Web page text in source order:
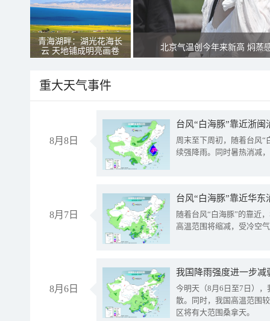
青海湖畔：湖光花海长
云 天地铺成明亮画卷
北京气温创今年来新高 焖蒸
重大天气事件
8月8日
台风“白海豚”靠近浙
周末至下周初，随着台风“
续强降雨。同时暑热消减
8月7日
台风“白海豚”靠近华
随着台风“白海豚”的靠近
高温范围将缩减，受冷空
8月6日
今明天（8月6日至7日）
散。同时，我国高温范围
区将有大范围桑拿天。